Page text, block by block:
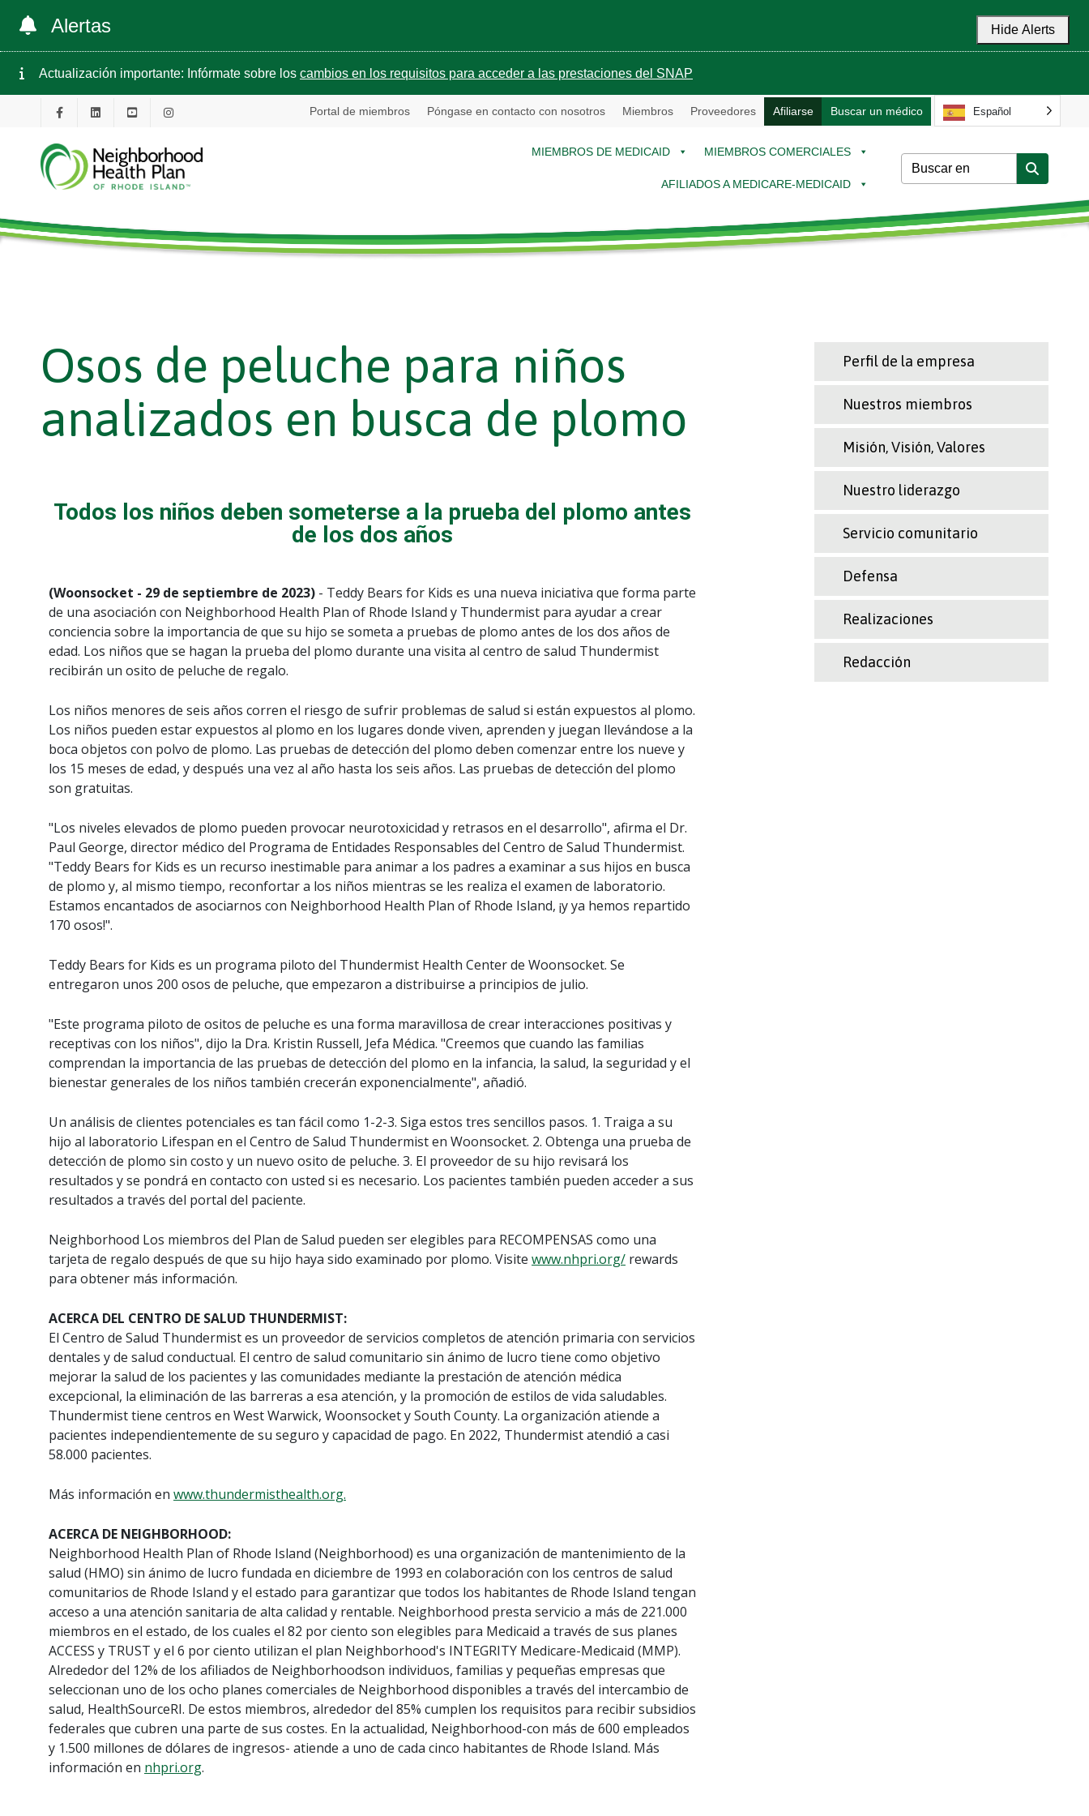
Alertas Hide Alerts
Actualización importante: Infórmate sobre los cambios en los requisitos para acceder a las prestaciones del SNAP
Portal de miembros Póngase en contacto con nosotros Miembros Proveedores Afiliarse Buscar un médico Español
MIEMBROS DE MEDICAID MIEMBROS COMERCIALES
AFILIADOS A MEDICARE-MEDICAID
Osos de peluche para niños
analizados en busca de plomo
Todos los niños deben someterse a la prueba del plomo antes
de los dos años
(Woonsocket - 29 de septiembre de 2023) - Teddy Bears for Kids es una nueva iniciativa que forma parte
de una asociación con Neighborhood Health Plan of Rhode Island y Thundermist para ayudar a crear
conciencia sobre la importancia de que su hijo se someta a pruebas de plomo antes de los dos años de
edad. Los niños que se hagan la prueba del plomo durante una visita al centro de salud Thundermist
recibirán un osito de peluche de regalo.
Los niños menores de seis años corren el riesgo de sufrir problemas de salud si están expuestos al plomo.
Los niños pueden estar expuestos al plomo en los lugares donde viven, aprenden y juegan llevándose a la
boca objetos con polvo de plomo. Las pruebas de detección del plomo deben comenzar entre los nueve y
los 15 meses de edad, y después una vez al año hasta los seis años. Las pruebas de detección del plomo
son gratuitas.
"Los niveles elevados de plomo pueden provocar neurotoxicidad y retrasos en el desarrollo", afirma el Dr.
Paul George, director médico del Programa de Entidades Responsables del Centro de Salud Thundermist.
"Teddy Bears for Kids es un recurso inestimable para animar a los padres a examinar a sus hijos en busca
de plomo y, al mismo tiempo, reconfortar a los niños mientras se les realiza el examen de laboratorio.
Estamos encantados de asociarnos con Neighborhood Health Plan of Rhode Island, ¡y ya hemos repartido
170 osos!".
Teddy Bears for Kids es un programa piloto del Thundermist Health Center de Woonsocket. Se
entregaron unos 200 osos de peluche, que empezaron a distribuirse a principios de julio.
"Este programa piloto de ositos de peluche es una forma maravillosa de crear interacciones positivas y
receptivas con los niños", dijo la Dra. Kristin Russell, Jefa Médica. "Creemos que cuando las familias
comprendan la importancia de las pruebas de detección del plomo en la infancia, la salud, la seguridad y el
bienestar generales de los niños también crecerán exponencialmente", añadió.
Un análisis de clientes potenciales es tan fácil como 1-2-3. Siga estos tres sencillos pasos. 1. Traiga a su
hijo al laboratorio Lifespan en el Centro de Salud Thundermist en Woonsocket. 2. Obtenga una prueba de
detección de plomo sin costo y un nuevo osito de peluche. 3. El proveedor de su hijo revisará los
resultados y se pondrá en contacto con usted si es necesario. Los pacientes también pueden acceder a sus
resultados a través del portal del paciente.
Neighborhood Los miembros del Plan de Salud pueden ser elegibles para RECOMPENSAS como una
tarjeta de regalo después de que su hijo haya sido examinado por plomo. Visite www.nhpri.org/ rewards
para obtener más información.
ACERCA DEL CENTRO DE SALUD THUNDERMIST:
El Centro de Salud Thundermist es un proveedor de servicios completos de atención primaria con servicios
dentales y de salud conductual. El centro de salud comunitario sin ánimo de lucro tiene como objetivo
mejorar la salud de los pacientes y las comunidades mediante la prestación de atención médica
excepcional, la eliminación de las barreras a esa atención, y la promoción de estilos de vida saludables.
Thundermist tiene centros en West Warwick, Woonsocket y South County. La organización atiende a
pacientes independientemente de su seguro y capacidad de pago. En 2022, Thundermist atendió a casi
58.000 pacientes.
Más información en www.thundermisthealth.org.
ACERCA DE NEIGHBORHOOD:
Neighborhood Health Plan of Rhode Island (Neighborhood) es una organización de mantenimiento de la
salud (HMO) sin ánimo de lucro fundada en diciembre de 1993 en colaboración con los centros de salud
comunitarios de Rhode Island y el estado para garantizar que todos los habitantes de Rhode Island tengan
acceso a una atención sanitaria de alta calidad y rentable. Neighborhood presta servicio a más de 221.000
miembros en el estado, de los cuales el 82 por ciento son elegibles para Medicaid a través de sus planes
ACCESS y TRUST y el 6 por ciento utilizan el plan Neighborhood's INTEGRITY Medicare-Medicaid (MMP).
Alrededor del 12% de los afiliados de Neighborhoodson individuos, familias y pequeñas empresas que
seleccionan uno de los ocho planes comerciales de Neighborhood disponibles a través del intercambio de
salud, HealthSourceRI. De estos miembros, alrededor del 85% cumplen los requisitos para recibir subsidios
federales que cubren una parte de sus costes. En la actualidad, Neighborhood-con más de 600 empleados
y 1.500 millones de dólares de ingresos- atiende a uno de cada cinco habitantes de Rhode Island. Más
información en nhpri.org.
Perfil de la empresa
Nuestros miembros
Misión, Visión, Valores
Nuestro liderazgo
Servicio comunitario
Defensa
Realizaciones
Redacción